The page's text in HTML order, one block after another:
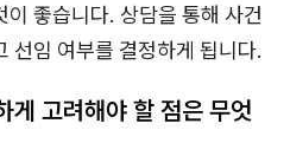
좋습니다. 상담을 통해 사건
선임 여부를 결정하게 됩니다.
게 고려해야 할 점은 무엇